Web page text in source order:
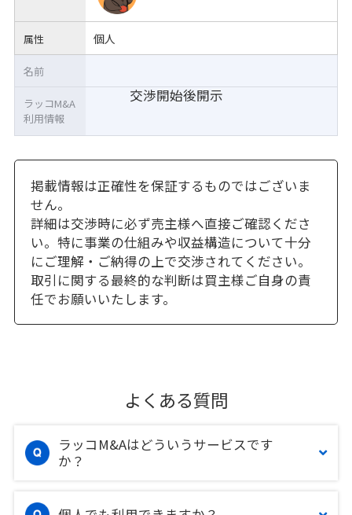
属性 個人
交渉開始後開示
名前
ラッコM&A
利用情報
掲載情報は正確性を保証するものではございま
せん。
詳細は交渉時に必ず売主様へ直接ご確認くださ
い。特に事業の仕組みや収益構造について十分
にご理解・ご納得の上で交渉されてください。
取引に関する最終的な判断は買主様ご自身の責
任でお願いいたします。
よくある質問
ラッコM&Aはどういうサービスです
か？